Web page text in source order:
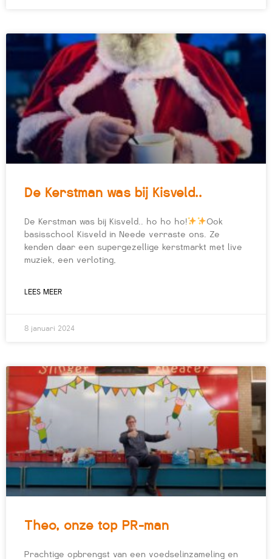
De Kerstman was bij Kisveld..
De Kerstman was bij Kisveld.. ho ho ho!
Ook
basisschool Kisveld in Neede verraste ons. Ze
kenden daar een supergezellige kerstmarkt met live
muziek, een verloting,
LEES MEER
8 januari 2024
Theo, onze top PR-man
Prachtige opbrengst van een voedselinzameling en